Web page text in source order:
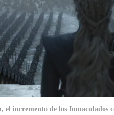
el incremento de los